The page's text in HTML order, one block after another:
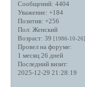
Сообщений: 4404
Уважение: +184
Позитив: +256
Пол: Женский
Возраст: 39 [1986-10-26]
Провел на форуме:
1 месяц 26 дней
Последний визит:
2025-12-29 21:28:19